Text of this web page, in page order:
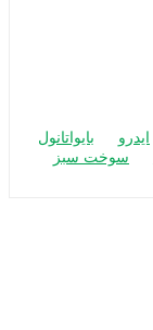
بایواتانول
سبز